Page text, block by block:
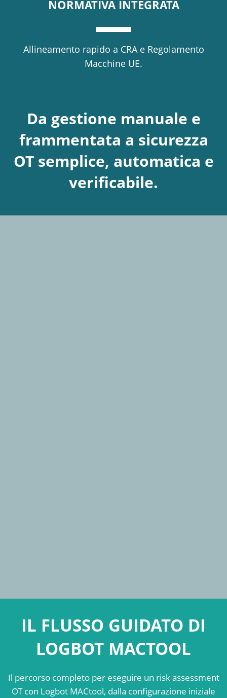
NORMATIVA INTEGRATA
Allineamento rapido a CRA e Regolamento
Macchine UE.
Da gestione manuale e
frammentata a sicurezza
OT semplice, automatica e
verificabile.
IL FLUSSO GUIDATO DI
LOGBOT MACTOOL
Il percorso completo per eseguire un risk assessment
OT con Logbot MACtool, dalla configurazione iniziale